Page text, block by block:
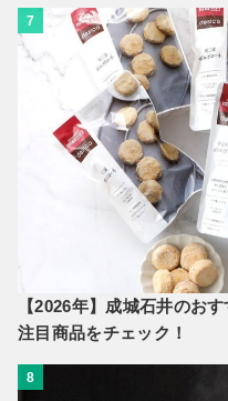
7
【2026年】成城石井のお
注目商品をチェック！
8